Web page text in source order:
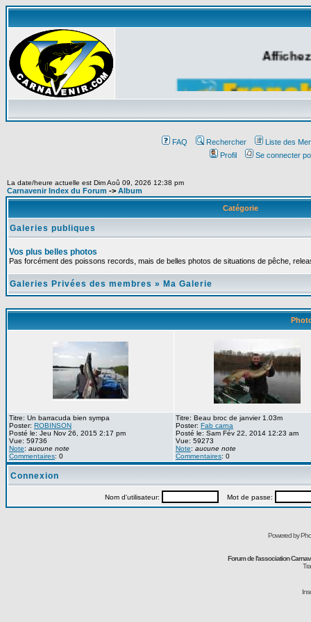
FAQ Rechercher
Liste des
Profil
Se connecter
La date/heure actuelle est Dim Aoû 09, 2026 12:38 pm
Carnavenir Index du Forum -> Album
Catégorie
Galeries publiques
Vos plus belles photos
Pas forcément des poissons records, mais de belles photos de situations de pêche,
Galeries Privées des membres » Ma Galerie
Titre: Un barracuda bien sympa
Poster: ROBINSON
Posté le: Jeu Nov 26, 2015 2:17 pm
Vue: 59736
Note: aucune note
Commentaires: 0
Titre: Beau broc de janvier 1.03m
Poster: Fab carna
Posté le: Sam Fév 22, 2014 12:23 am
Vue: 59273
Note: aucune note
Commentaires: 0
Connexion
Nom d'utilisateur: Mot de passe:
Powered by
Forum de l'association